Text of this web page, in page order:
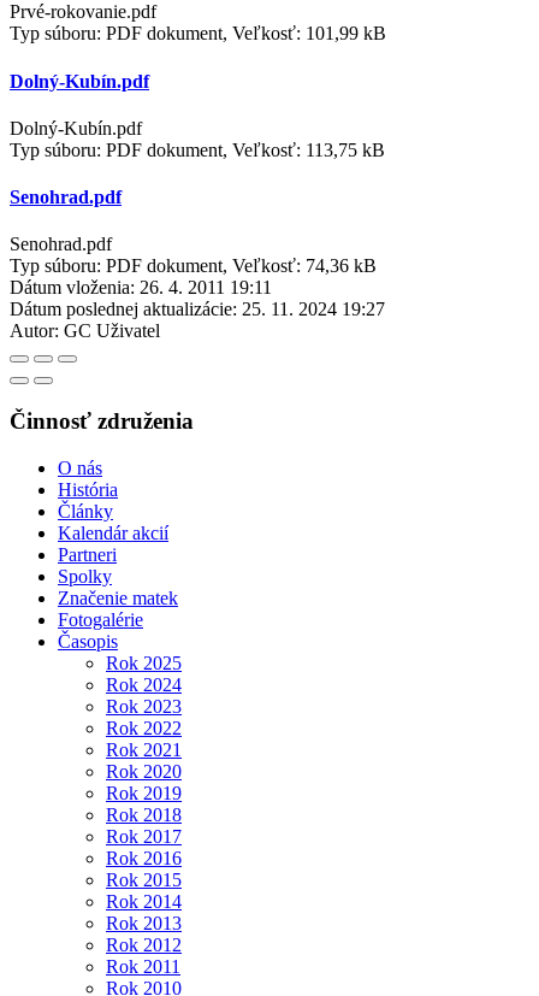
Prvé-rokovanie.pdf
Typ súboru: PDF dokument, Veľkosť: 101,99 kB
Dolný-Kubín.pdf
Dolný-Kubín.pdf
Typ súboru: PDF dokument, Veľkosť: 113,75 kB
Senohrad.pdf
Senohrad.pdf
Typ súboru: PDF dokument, Veľkosť: 74,36 kB
Dátum vloženia: 26. 4. 2011 19:11
Dátum poslednej aktualizácie: 25. 11. 2024 19:27
Autor: GC Uživatel
Činnosť združenia
O nás
História
Články
Kalendár akcií
Partneri
Spolky
Značenie matek
Fotogalérie
Časopis
Rok 2025
Rok 2024
Rok 2023
Rok 2022
Rok 2021
Rok 2020
Rok 2019
Rok 2018
Rok 2017
Rok 2016
Rok 2015
Rok 2014
Rok 2013
Rok 2012
Rok 2011
Rok 2010